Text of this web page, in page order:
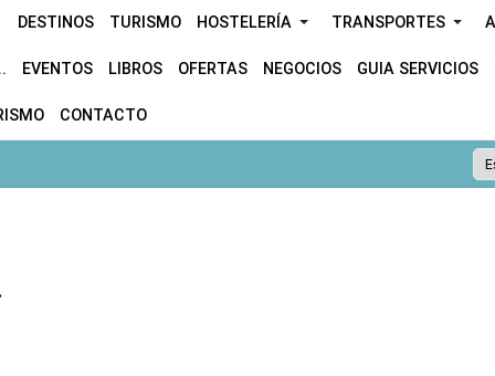
DESTINOS TURISMO HOSTELERÍA TRANSPORTES
EVENTOS LIBROS OFERTAS NEGOCIOS GUIA SERVICIOS
CONTACTO